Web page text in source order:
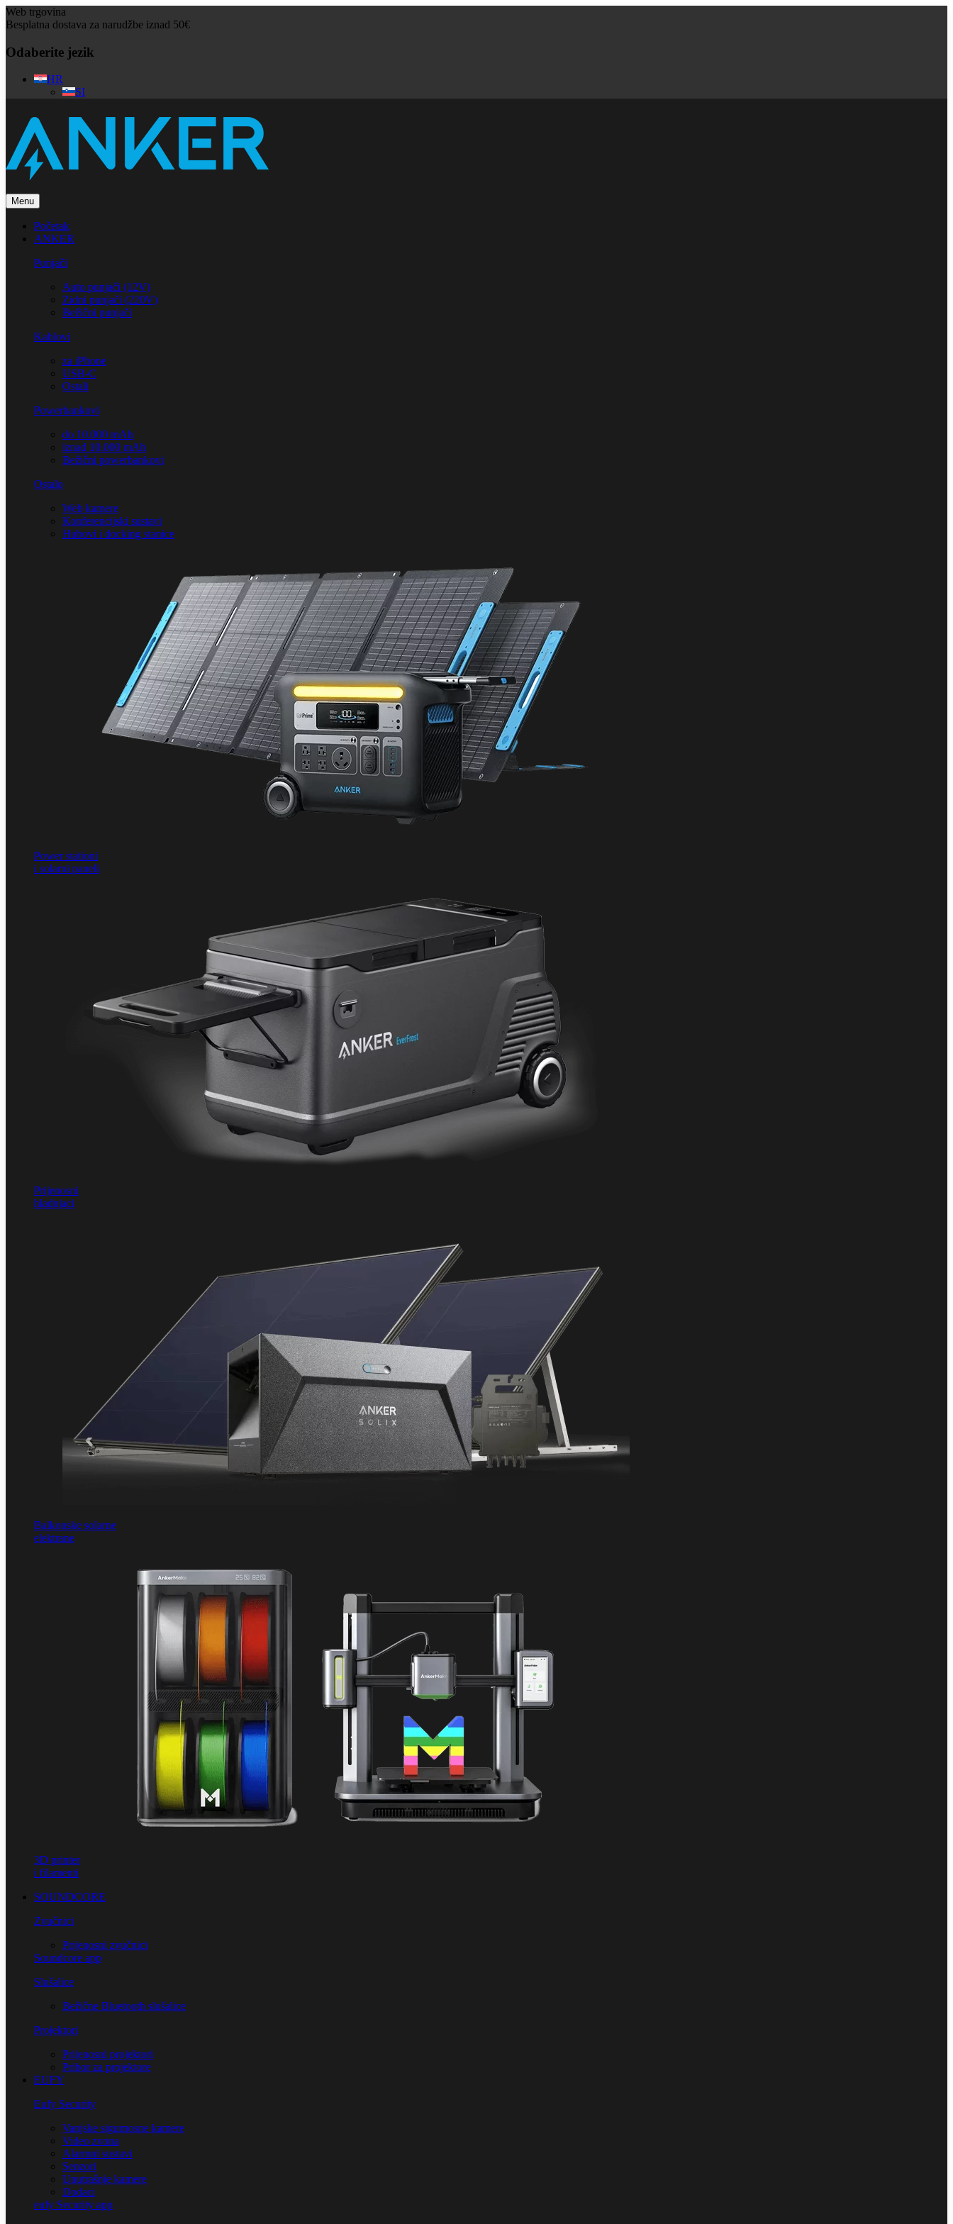
Web trgovina
Besplatna dostava za narudžbe iznad 50€
Odaberite jezik
HR
SI
Menu
Početak
ANKER
Punjači
Auto punjači (12V)
Zidni punjači (220V)
Bežični punjači
Kablovi
za iPhone
USB-C
Ostali
Powerbankovi
do 10.000 mAh
iznad 10.000 mAh
Bežični powerbankovi
Ostalo
Web kamere
Konferencijski sustavi
Hubovi i docking stanice
Power stationi
i solarni paneli
Prijenosni
hladnjaci
Balkonske solarne
elektrane
3D printer
i filamenti
SOUNDCORE
Zvučnici
Prijenosni zvučnici
Soundcore app
Slušalice
Bežične Bluetooth slušalice
Projektori
Prijenosni projektori
Pribor za projektore
EUFY
Eufy Security
Vanjske sigurnosne kamere
Video zvona
Alarmni sustavi
Senzori
Unutrašnje kamere
Dodaci
eufy Security app